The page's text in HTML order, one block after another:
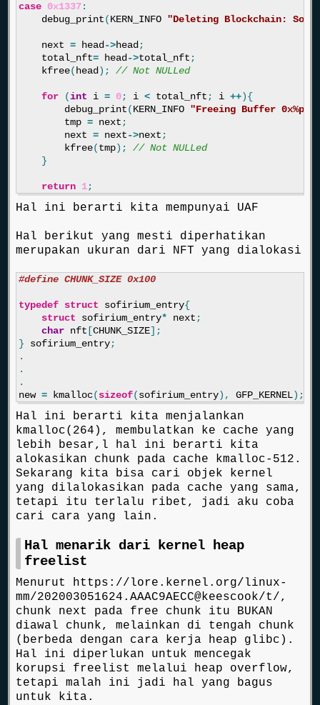
case 0x1337:
debug_print(KERN_INFO "Deleting Blockchain:
next = head ->head ;
total_nft= head ->total_nft ;
kfree( head ); // Not NULLed
for (int i = 0; i < total_nft ; i ++){
debug_print(KERN_INFO "Freeing Buffer 0x%px
tmp = next ;
next = next->next ;
kfree(tmp);
// Not NULLed
}
return 1;
Hal ini berarti kita mempunyai UAF
Hal berikut yang mesti diperhatikan
merupakan ukuran dari NFT yang dialokasi
typedef struct sofirium_entry{
struct
sofirium_entry* next ;
char nft [CHUNK_SIZE];
}
sofirium_entry;
.
.
.
new = kmalloc(sizeof(sofirium_entry), GFP_KERNEL);
Hal ini berarti kita menjalankan
kmalloc(264), membulatkan ke cache yang
lebih besar,l hal ini berarti kita
alokasikan chunk pada cache kmalloc-512.
Sekarang kita bisa cari objek kernel
yang dilalokasikan pada cache yang sama,
tetapi itu terlalu ribet, jadi aku coba
cari cara yang lain.
Hal menarik dari kernel heap
freelist
Menurut https://lore.kernel.org/linux-
mm/202003051624.AAAC9AECC@keescook/t/,
chunk next pada free chunk itu BUKAN
diawal chunk, melainkan di tengah chunk
(berbeda dengan cara kerja heap glibc).
Hal ini diperlukan untuk mencegak
korupsi freelist melalui heap overflow,
tetapi malah ini jadi hal yang bagus
untuk kita.